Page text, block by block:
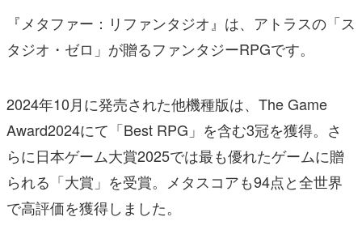
『メタファー：リファンタジオ』は、アトラスの「ス
タジオ・ゼロ」が贈るファンタジーRPGです。
2024年10月に発売された他機種版は、The Game
Award2024にて「Best RPG」を含む3冠を獲得。さ
らに日本ゲーム大賞2025では最も優れたゲームに贈
られる「大賞」を受賞。メタスコアも94点と全世界
で高評価を獲得しました。